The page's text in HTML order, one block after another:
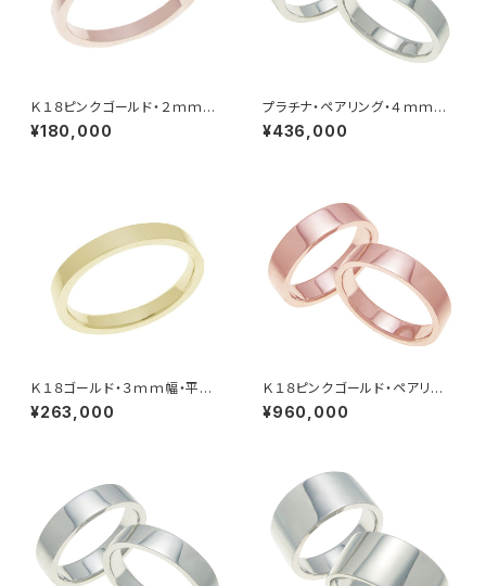
Ｋ１８ピンクゴールド・２ｍｍ
幅・平打ちリング
¥180,000
プラチナ・ペアリング・４ｍｍ幅・
平打ちリング
¥436,000
Ｋ１８ゴールド・３ｍｍ幅・平打
ちリング
¥263,000
Ｋ１８ピンクゴールド・ペアリン
グ・５ｍｍ幅・平打ちリング
¥960,000